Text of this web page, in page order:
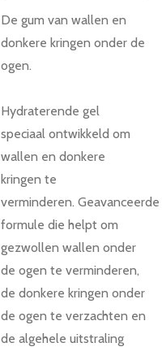
De gum van wallen en
donkere kringen onder de
ogen.
Hydraterende gel
speciaal ontwikkeld om
wallen en donkere
kringen te
verminderen. Geavanceerde
formule die helpt om
gezwollen wallen onder
de ogen te verminderen,
de donkere kringen onder
de ogen te verzachten en
de algehele uitstraling